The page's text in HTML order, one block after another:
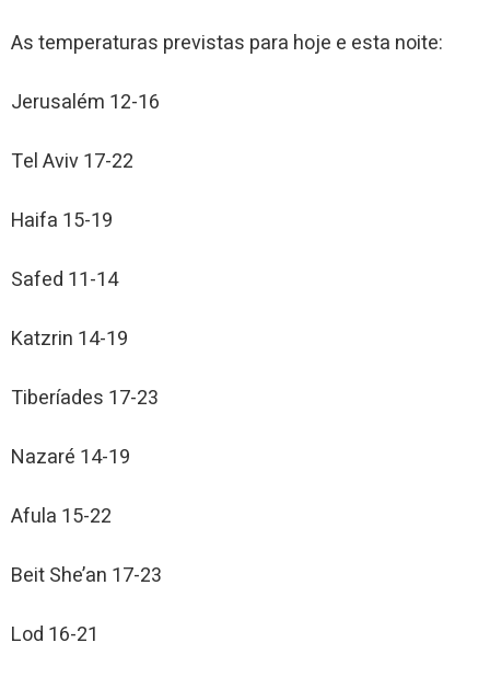
As temperaturas previstas para hoje e esta noite:
Jerusalém 12-16
Tel Aviv 17-22
Haifa 15-19
Safed 11-14
Katzrin 14-19
Tiberíades 17-23
Nazaré 14-19
Afula 15-22
Beit She’an 17-23
Lod 16-21